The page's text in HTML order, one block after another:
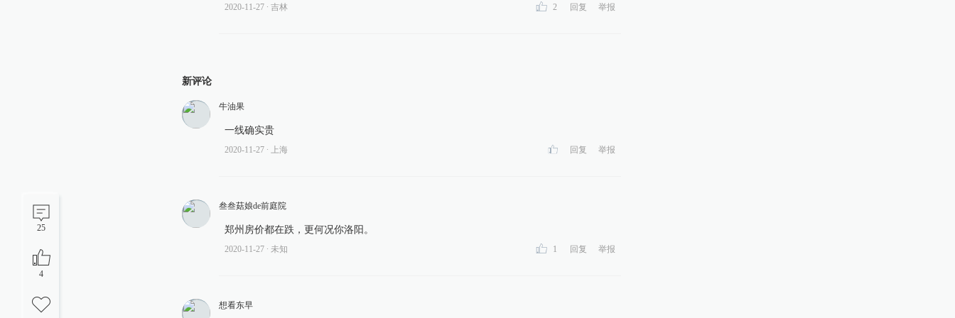
25
4
2020-11-27 ∙ 吉林 2 回复 举报
新评论
牛油果
一线确实贵
2020-11-27 ∙ 上海 回复 举报
叁叁菇娘de前庭院
郑州房价都在跌，更何况你洛阳。
2020-11-27 ∙ 未知 1 回复 举报
想看东早